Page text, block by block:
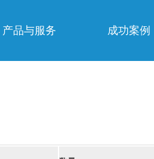
产品与服务 成功案例